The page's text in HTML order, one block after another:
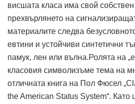
висшата класа има свой
прехвърлянето на
материалите следва
евтини и устойчиви синтетични
памук, лен или вълна.Ролята на
класовия символизъме тема на
отличната книга на Пол Фюсел
the American Status System“. Като